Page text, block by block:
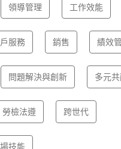
領導管理 工作效能
服務 銷售 績效
問題解決與創新 多元
勞檢法遵 跨世代
技能